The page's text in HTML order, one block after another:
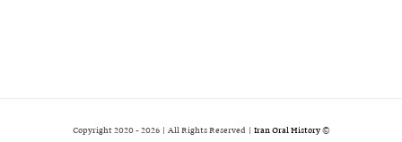
© Copyright 2020 -
2026 | All Rights Reserved | Iran Oral History